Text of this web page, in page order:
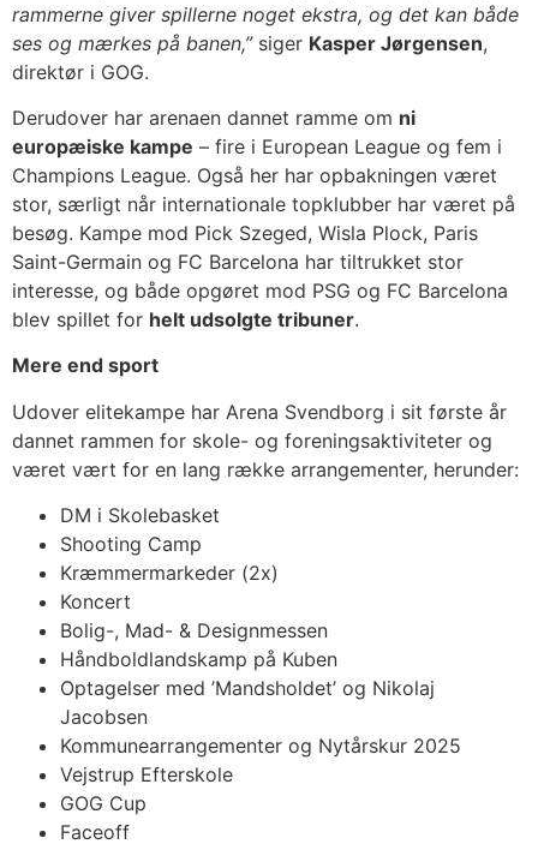
rammerne giver spillerne noget ekstra, og det kan både
ses og mærkes på banen,”siger Kasper Jørgensen,
direktør i GOG.
Derudover har arenaen dannet ramme om ni
europæiske kampe – fire i European League og fem i
Champions League. Også her har opbakningen været
stor, særligt når internationale topklubber har været på
besøg. Kampe mod Pick Szeged, Wisla Plock, Paris
Saint-Germain og FC Barcelona har tiltrukket stor
interesse, og både opgøret mod PSG og FC Barcelona
blev spillet for helt udsolgte tribuner.
Mere end sport
Udover elitekampe har Arena Svendborg i sit første år
dannet rammen for skole- og foreningsaktiviteter og
været vært for en lang række arrangementer, herunder:
DM i Skolebasket
Shooting Camp
Kræmmermarkeder (2x)
Koncert
Bolig-, Mad- & Designmessen
Håndboldlandskamp på Kuben
Optagelser med ’Mandsholdet’ og Nikolaj
Jacobsen
Kommunearrangementer og Nytårskur 2025
Vejstrup Efterskole
GOG Cup
Faceoff